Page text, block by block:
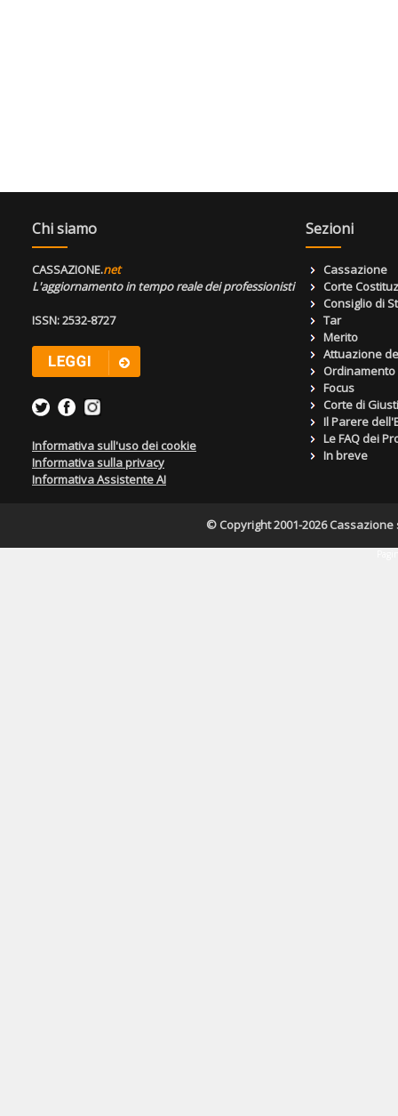
Chi siamo
CASSAZIONE.net
L'aggiornamento in tempo reale dei professionisti
ISSN: 2532-8727
Informativa sull'uso dei cookie
Informativa sulla privacy
Informativa Assistente AI
Sezioni
Cassazione
Corte
Consiglio di
Tar
Merito
Attuazione
Focus
Corte di
Il Parere
Le FAQ dei
In breve
© Copyright 2001-2026 Cassazione